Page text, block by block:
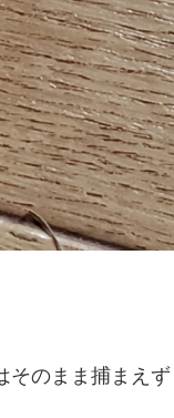
そのまま捕まえず